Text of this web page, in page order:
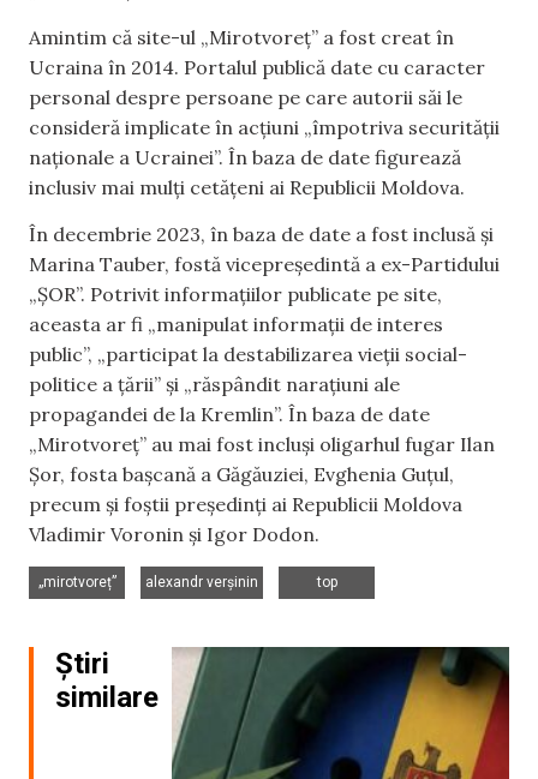
Amintim că site-ul „Mirotvoreț” a fost creat în
Ucraina în 2014. Portalul publică date cu caracter
personal despre persoane pe care autorii săi le
consideră implicate în acțiuni „împotriva securității
naționale a Ucrainei”. În baza de date figurează
inclusiv mai mulți cetățeni ai Republicii Moldova.
În decembrie 2023, în baza de date a fost inclusă și
Marina Tauber, fostă vicepreședintă a ex-Partidului
„ȘOR”. Potrivit informațiilor publicate pe site,
aceasta ar fi „manipulat informații de interes
public”, „participat la destabilizarea vieții social-
politice a țării” și „răspândit narațiuni ale
propagandei de la Kremlin”. În baza de date
„Mirotvoreț” au mai fost incluși oligarhul fugar Ilan
Șor, fosta bașcană a Găgăuziei, Evghenia Guțul,
precum și foștii președinți ai Republicii Moldova
Vladimir Voronin și Igor Dodon.
„mirotvoreț”
alexandr verșinin
top
Știri
similare